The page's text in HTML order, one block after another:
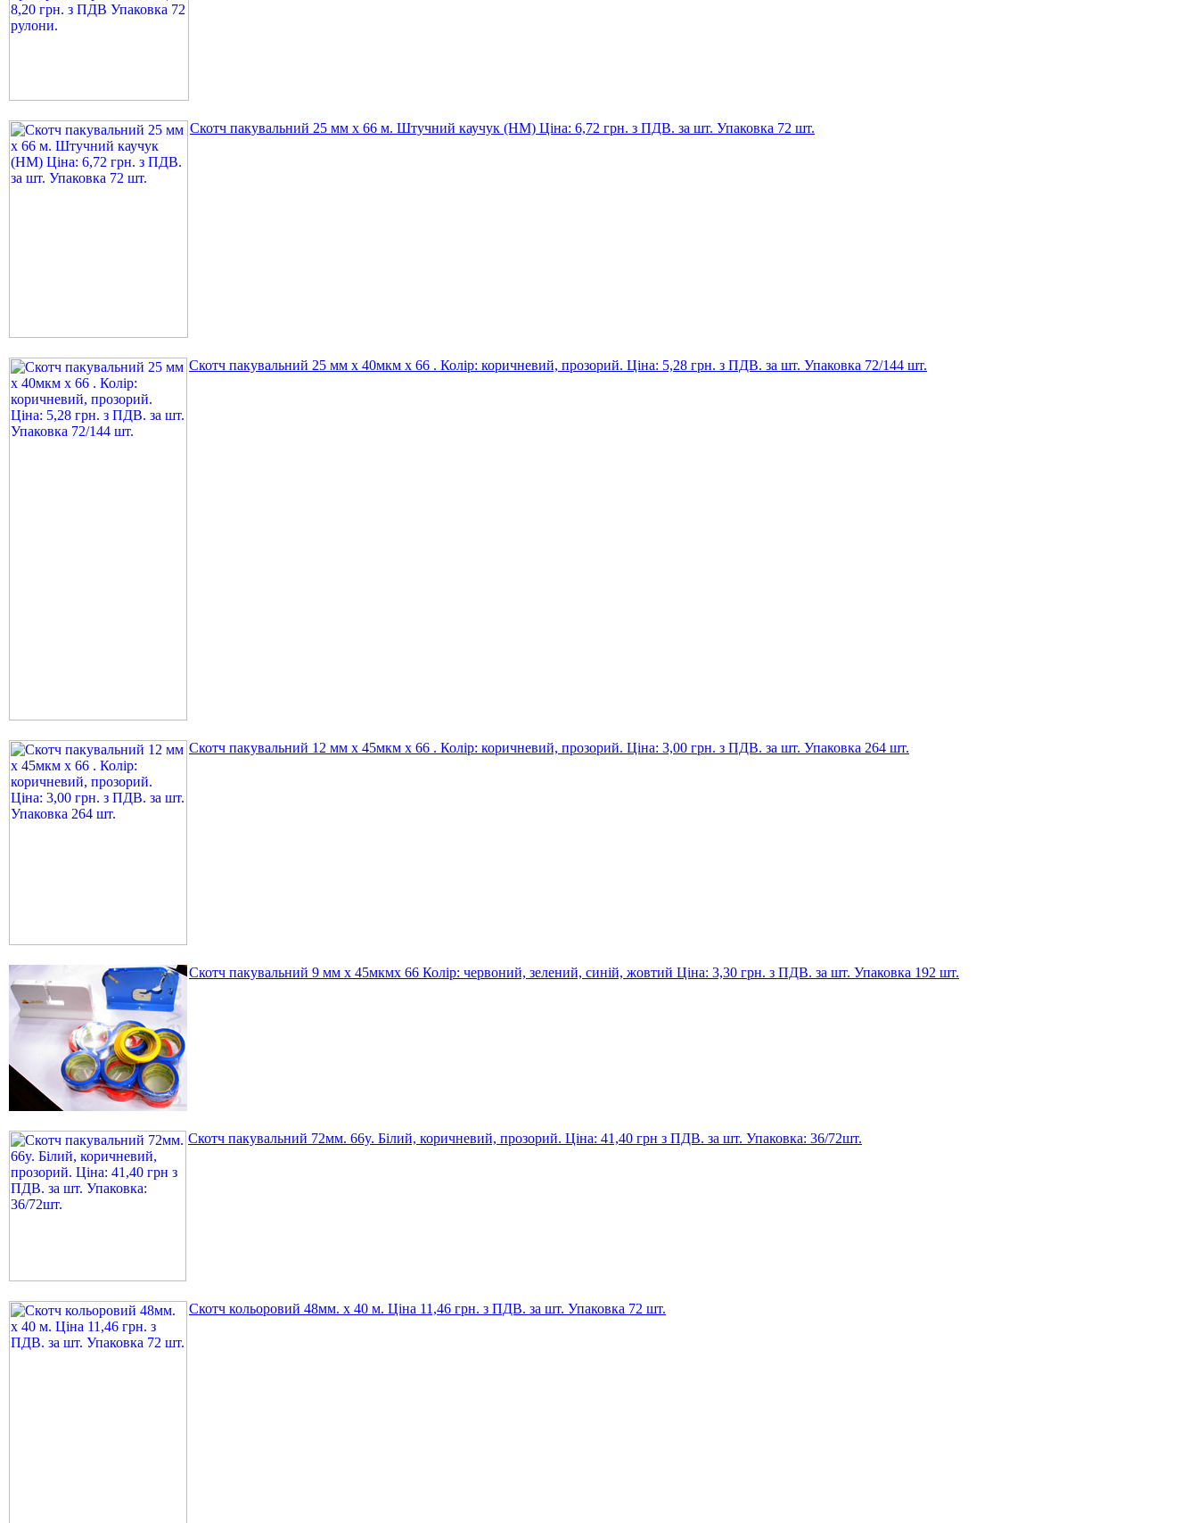
Скотч пакувальний 25 мм х 66 м. Штучний каучук (HM) Ціна: 6,72 грн. з ПДВ. за шт. Упаковка 72 шт.
Скотч пакувальний 25 мм х 40мкм х 66 . Колір: коричневий, прозорий. Ціна: 5,28 грн. з ПДВ. за шт. Упаковка 72/144 шт.
Скотч пакувальний 12 мм х 45мкм х 66 . Колір: коричневий, прозорий. Ціна: 3,00 грн. з ПДВ. за шт. Упаковка 264 шт.
Скотч пакувальний 9 мм х 45мкмх 66 Колір: червоний, зелений, синій, жовтий Ціна: 3,30 грн. з ПДВ. за шт. Упаковка 192 шт.
Скотч пакувальний 72мм. 66y. Білий, коричневий, прозорий. Ціна: 41,40 грн з ПДВ. за шт. Упаковка: 36/72шт.
Скотч кольоровий 48мм. х 40 м. Ціна 11,46 грн. з ПДВ. за шт. Упаковка 72 шт.